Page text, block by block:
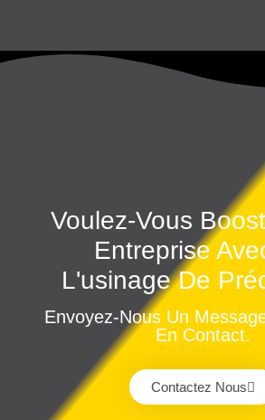
Voulez-Vous
Entreprise
L'usinage De
Envoyez-Nous Un
En Contact.
Contactez Nous